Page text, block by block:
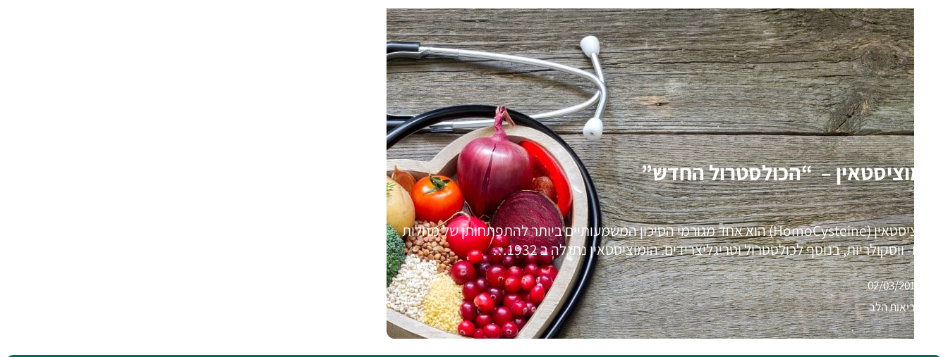
הומוציסטאין – “הכולסטרול החדש”
הומוציסטאין (HomoCysteine) הוא אחד מגורמי הסיכון המשמעותיים ביותר להתפתחותן של מחלות
קרדיו- ווסקולריות, בנוסף לכולסטרול וטריגליצרידים. הומוציסטאין נתגלה ב 1932…
02/03/2018
בריאות הלב